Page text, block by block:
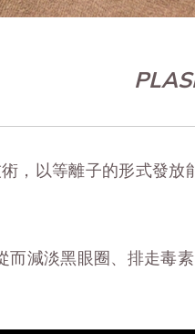
，以等離子的形式發放
減淡黑眼圈、排走毒